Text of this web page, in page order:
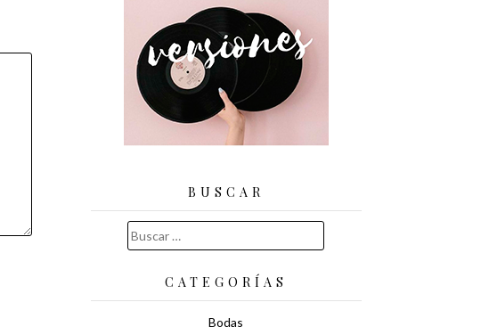
BUSCAR
Buscar:
CATEGORÍAS
Bodas